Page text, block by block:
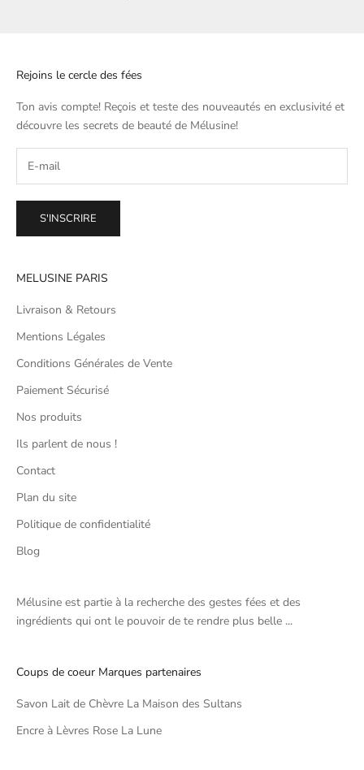
Rejoins le cercle des fées
Ton avis compte! Reçois et teste des nouveautés en exclusivité et
découvre les secrets de beauté de Mélusine!
S'INSCRIRE
MELUSINE PARIS
Livraison & Retours
Mentions Légales
Conditions Générales de Vente
Paiement Sécurisé
Nos produits
Ils parlent de nous !
Contact
Plan du site
Politique de confidentialité
Blog
Mélusine est partie à la recherche des gestes fées et des
ingrédients qui ont le pouvoir de te rendre plus belle ...
Coups de coeur Marques partenaires
Savon Lait de Chèvre La Maison des Sultans
Encre à Lèvres Rose La Lune